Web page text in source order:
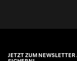
JETZT ZUM